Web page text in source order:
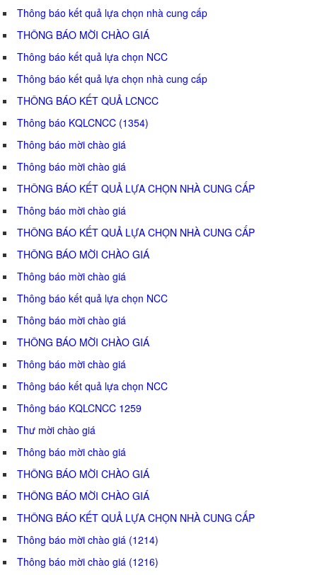
Thông báo kết quả lựa chọn nhà cung cấp
THÔNG BÁO MỜI CHÀO GIÁ
Thông báo kết quả lựa chọn NCC
Thông báo kết quả lựa chọn nhà cung cấp
THÔNG BÁO KẾT QUẢ LCNCC
Thông báo KQLCNCC (1354)
Thông báo mời chào giá
Thông báo mời chào giá
THÔNG BÁO KẾT QUẢ LỰA CHỌN NHÀ CUNG CẤP
Thông báo mời chào giá
THÔNG BÁO KẾT QUẢ LỰA CHỌN NHÀ CUNG CẤP
THÔNG BÁO MỜI CHÀO GIÁ
Thông báo mời chào giá
Thông báo kết quả lựa chọn NCC
Thông báo mời chào giá
THÔNG BÁO MỜI CHÀO GIÁ
Thông báo mời chào giá
Thông báo kết quả lựa chọn NCC
Thông báo KQLCNCC 1259
Thư mời chào giá
Thông báo mời chào giá
THÔNG BÁO MỜI CHÀO GIÁ
THÔNG BÁO MỜI CHÀO GIÁ
THÔNG BÁO KẾT QUẢ LỰA CHỌN NHÀ CUNG CẤP
Thông báo mời chào giá (1214)
Thông báo mời chào giá (1216)